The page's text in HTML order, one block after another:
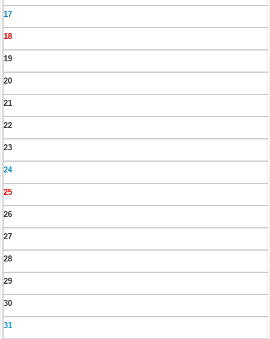
17
18
19
20
21
22
23
24
25
26
27
28
29
30
31